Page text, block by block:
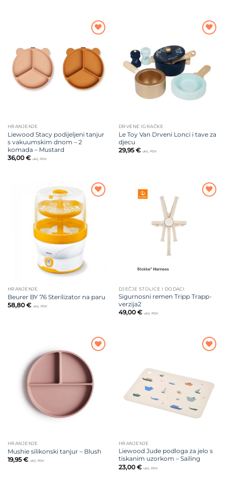
na listu
želja
HRANJENJE
Liewood Stacy podijeljeni tanjur
s vakuumskim dnom – 2
komada – Mustard
36,00 € uklj. PDV
DRVENE IGRAČKE
Le Toy Van Drveni Lonci i tave za
djecu
29,95 € uklj. PDV
Dodajte
na listu
HRANJENJE
Beurer BY 76 Sterilizator na paru
58,80 € uklj. PDV
DJEČJE STOLICE I DODACI
Sigurnosni remen Tripp Trapp-
verzija2
49,00 € uklj. PDV
na listu
želja
HRANJENJE
Mushie silikonski tanjur – Blush
19,95 € uklj. PDV
HRANJENJE
Liewood Jude podloga za jelo s
tiskanim uzorkom – Sailing
23,00 € uklj. PDV